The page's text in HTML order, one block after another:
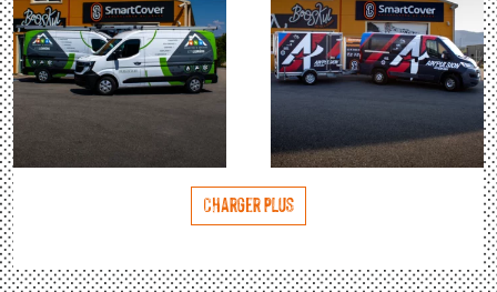
Charger plus